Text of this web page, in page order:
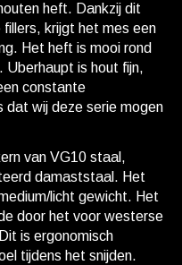
heft. Dankzij dit
krijgt het mes een
Het heft is mooi rond
is hout fijn,
constante
dat wij deze serie mogen
van VG10 staal,
damaststaal. Het
licht gewicht. Het
door het voor westerse
is ergonomisch
tijdens het snijden.